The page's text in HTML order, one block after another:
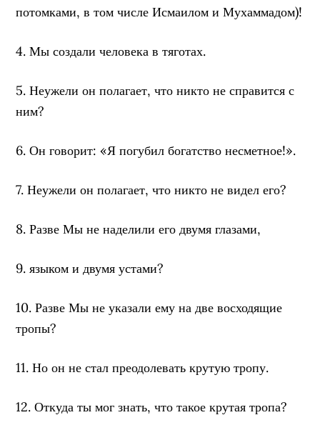
потомками, в том числе Исмаилом и Мухаммадом)!
4. Мы создали человека в тяготах.
5. Неужели он полагает, что никто не справится с
ним?
6. Он говорит: «Я погубил богатство несметное!».
7. Неужели он полагает, что никто не видел его?
8. Разве Мы не наделили его двумя глазами,
9. языком и двумя устами?
10. Разве Мы не указали ему на две восходящие
тропы?
11. Но он не стал преодолевать крутую тропу.
12. Откуда ты мог знать, что такое крутая тропа?